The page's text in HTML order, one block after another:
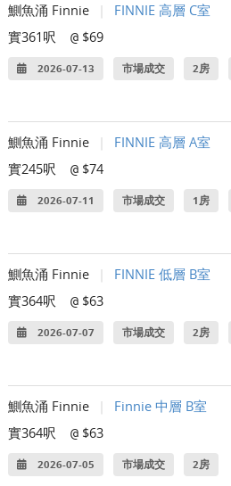
鰂魚涌 Finnie
FINNIE 高層 C室
實361呎
@ $69
2026-07-13 市場成交 2房
鰂魚涌 Finnie
FINNIE 高層 A室
實245呎
@ $74
2026-07-11 市場成交 1房
鰂魚涌 Finnie
FINNIE 低層 B室
實364呎
@ $63
2026-07-07 市場成交 2房
鰂魚涌 Finnie
Finnie 中層 B室
實364呎
@ $63
2026-07-05 市場成交 2房